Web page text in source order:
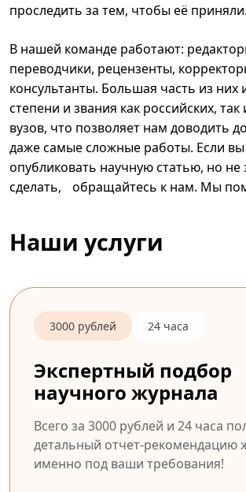
проследить за тем, чтобы её приняли.
В нашей команде работают:
переводчики, рецензенты,
консультанты. Большая часть из них
степени и звания как российских,
вузов, что позволяет нам доводить
даже самые сложные работы. Если вы
опубликовать научную статью, но не
сделать, обращайтесь к нам. Мы
Наши услуги
3000 рублей 24 часа
Экспертный подбор
научного журнала
Всего за 3000 рублей и 24 часа
детальный отчет-рекомендацию
именно под ваши требования!